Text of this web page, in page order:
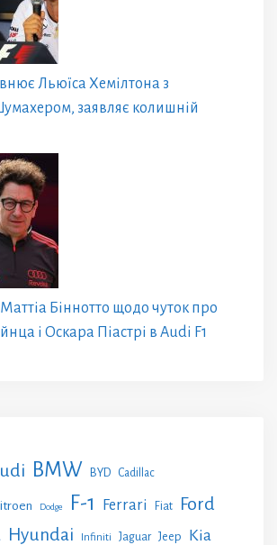
Льюїса Хемілтона з
заявляє колишній
Біннотто щодо чуток про
і Оскара Піастрі в Audi F1
BMW BYD Cadillac
Dodge F-1 Ferrari Fiat Ford
Hyundai Infiniti Jaguar Jeep Kia